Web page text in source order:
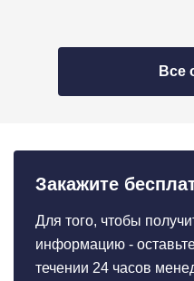
Все
Закажите
Для того, чтобы
информацию -
течении 24 часов